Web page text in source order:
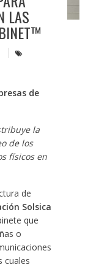
LAS
de
la
de los
físicos en
de
Solsica
que
o
cuales